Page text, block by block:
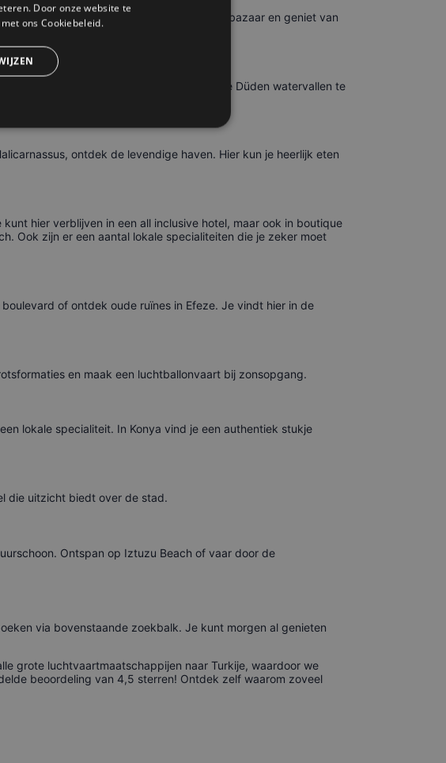
Bezoek de Hagia Sophia, wandel door de bazaar en geniet van
oude centrum van Kaleiçi. Vergeet niet de Düden watervallen te
ontdek de levendige haven. Hier kun je heerlijk eten
hier verblijven in een all inclusive hotel, maar ook in boutique
Ook zijn er een aantal lokale specialiteiten die je zeker moet
of ontdek oude ruïnes in Efeze. Je vindt hier in de
en maak een luchtballonvaart bij zonsopgang.
lokale specialiteit. In Konya vind je een authentiek stukje
die uitzicht biedt over de stad.
Ontspan op Iztuzu Beach of vaar door de
via bovenstaande zoekbalk. Je kunt morgen al genieten
grote luchtvaartmaatschappijen naar Turkije, waardoor we
beoordeling van 4,5 sterren! Ontdek zelf waarom zoveel
Door onze website te
ons Cookiebeleid.